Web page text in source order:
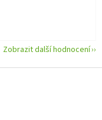
Zobrazit další hodnocení